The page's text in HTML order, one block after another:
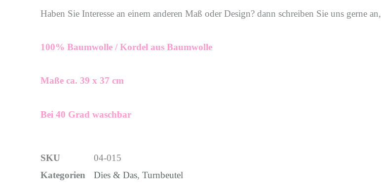
Haben Sie Interesse an einem anderen Maß oder Design? dann schreiben Sie uns gerne
100% Baumwolle /Kordel aus Baumwolle
Maße ca. 39 x 37 cm
Bei 40 Grad waschbar
SKU
04-015
Kategorien
Dies & Das, Turnbeutel